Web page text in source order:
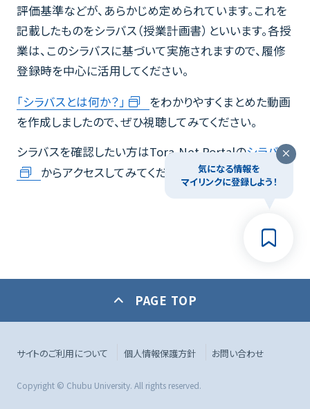
評価基準などが、あらかじめ定められています。これを
記載したものをシラバス（授業計画書）といいます。各授
業は、このシラバスに基づいて実施されますので、履修
登録時を中心に活用してください。
「シラバスとは何か？」
をわかりやすくまとめた動画
を作成しましたので、ぜひ視聴してみてください。
シラバスを確認したい方はTora-Net Portalのシラバス
からアクセスしてみてください。
気になる情報を
マイリンクに登録しよう！
PAGE TOP
Copyright © Chubu University. All rights reserved.
サイトのご利用について 個人情報保護方針 お問い合わせ